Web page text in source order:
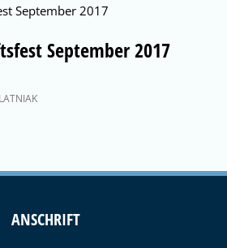
September 2017
September 2017
ANSCHRIFT